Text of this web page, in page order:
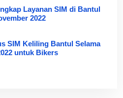
Layanan SIM di Bantul
2022
SIM Keliling Bantul Selama
untuk Bikers